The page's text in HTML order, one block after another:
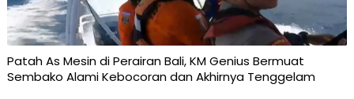
Patah As Mesin di Perairan Bali, KM Genius Bermuat
Sembako Alami Kebocoran dan Akhirnya Tenggelam